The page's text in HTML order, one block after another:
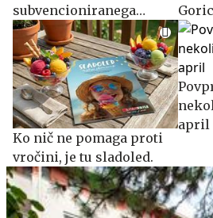
subvencioniranega
skrajšanega delovnika
Ko nič ne pomaga proti
vročini, je tu sladoled.
april